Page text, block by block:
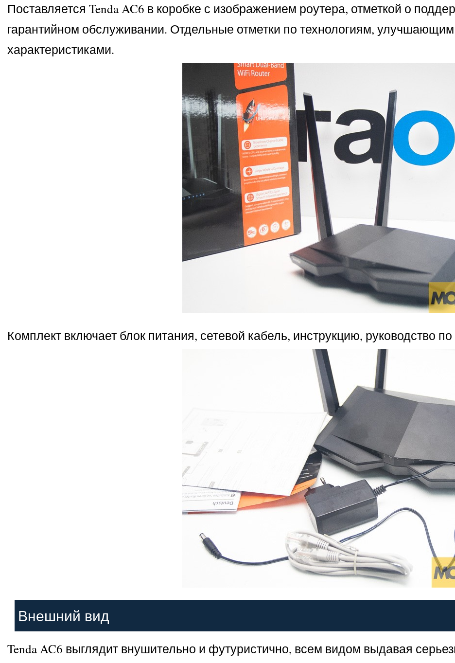
Поставляется Tenda AC6 в коробке с изображением роутера, отметкой о
гарантийном обслуживании. Отдельные отметки по технологиям,
характеристиками.
Комплект включает блок питания, сетевой кабель, инструкцию, руководство
Внешний вид
Tenda AC6 выглядит внушительно и футуристично, всем видом выдавая